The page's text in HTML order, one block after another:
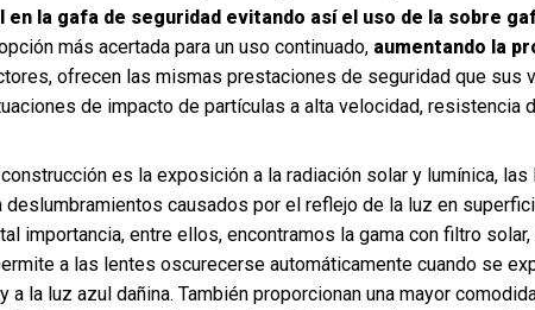
la gafa de seguridad evitando así el uso de la sobre
más acertada para un uso continuado, aumentando la
ofrecen las mismas prestaciones de seguridad que sus
de impacto de partículas a alta velocidad, resistencia
es la exposición a la radiación solar y lumínica,
causados por el reflejo de la luz en
importancia, entre ellos, encontramos la gama con filtro
a las lentes oscurecerse automáticamente cuando se
la luz azul dañina. También proporcionan una mayor